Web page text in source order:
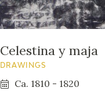
Celestina y maja
DRAWINGS
Ca. 1810 - 1820